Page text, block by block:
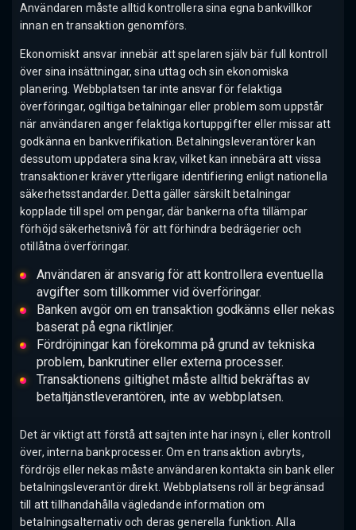
Användaren måste alltid kontrollera sina egna bankvillkor
innan en transaktion genomförs.
Ekonomiskt ansvar innebär att spelaren själv bär full kontroll
över sina insättningar, sina uttag och sin ekonomiska
planering. Webbplatsen tar inte ansvar för felaktiga
överföringar, ogiltiga betalningar eller problem som uppstår
när användaren anger felaktiga kortuppgifter eller missar att
godkänna en bankverifikation. Betalningsleverantörer kan
dessutom uppdatera sina krav, vilket kan innebära att vissa
transaktioner kräver ytterligare identifiering enligt nationella
säkerhetsstandarder. Detta gäller särskilt betalningar
kopplade till spel om pengar, där bankerna ofta tillämpar
förhöjd säkerhetsnivå för att förhindra bedrägerier och
otillåtna överföringar.
Användaren är ansvarig för att kontrollera eventuella
avgifter som tillkommer vid överföringar.
Banken avgör om en transaktion godkänns eller nekas
baserat på egna riktlinjer.
Fördröjningar kan förekomma på grund av tekniska
problem, bankrutiner eller externa processer.
Transaktionens giltighet måste alltid bekräftas av
betaltjänstleverantören, inte av webbplatsen.
Det är viktigt att förstå att sajten inte har insyn i, eller kontroll
över, interna bankprocesser. Om en transaktion avbryts,
fördröjs eller nekas måste användaren kontakta sin bank eller
betalningsleverantör direkt. Webbplatsens roll är begränsad
till att tillhandahålla vägledande information om
betalningsalternativ och deras generella funktion. Alla